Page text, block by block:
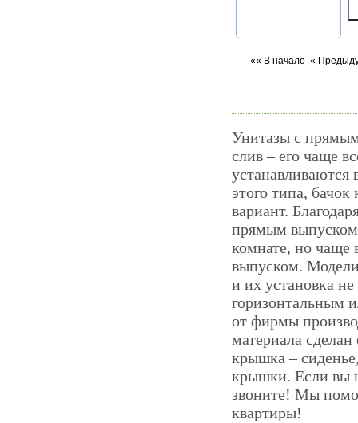
«« В начало «
Унитазы с
слив – его чаще
устанавливаются
этого типа,
вариант.
прямым выпуском
комнате, но чаще
выпуском.
и их установка
горизонтальным
от фирмы
материала
крышка –
крышки. Если вы
звоните! Мы
квартиры!